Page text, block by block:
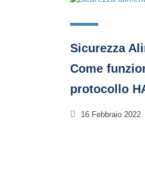
Sicurezza
Come
protocollo
16 Febbraio 2022